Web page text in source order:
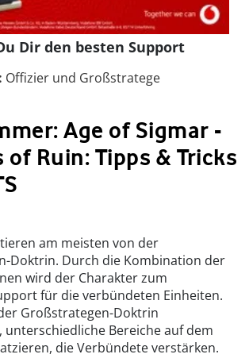
Dir den besten Support
Offizier und Großstratege
Age of Sigmar -
of Ruin: Tipps & Tricks
am meisten von der
Doktrin. Durch die Kombination der
wird der Charakter zum
für die verbündeten Einheiten.
Großstrategen-Doktrin
unterschiedliche Bereiche auf dem
die Verbündete verstärken.